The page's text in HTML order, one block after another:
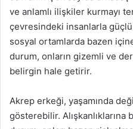
ve anlamlı ilişkiler kurmayı
çevresindeki insanlarla
sosyal ortamlarda bazen
durum, onların gizemli ve
belirgin hale getirir.
Akrep erkeği, yaşamında
gösterebilir. Alışkanlıklarına